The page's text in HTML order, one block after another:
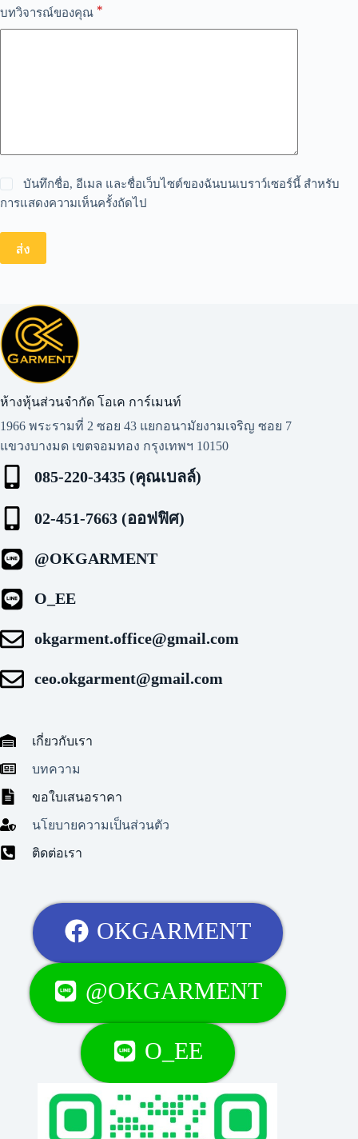
บทวิจารณ์ของคุณ *
บันทึกชื่อ, อีเมล และชื่อเว็บไซต์ของฉันบนเบราว์เซอร์นี้ สำหรับ
การแสดงความเห็นครั้งถัดไป
ส่ง
ห้างหุ้นส่วนจำกัด โอเค การ์เมนท์​
1966 พระรามที่ 2 ซอย 43 แยกอนามัยงามเจริญ ซอย 7
แขวงบางมด เขตจอมทอง กรุงเทพฯ 10150
085-220-3435 (คุณเบลล์)
02-451-7663 (ออฟฟิศ)
@OKGARMENT
O_EE
okgarment.office@gmail.com
ceo.okgarment@gmail.com
เกี่ยวกับเรา
บทความ
ขอใบเสนอราคา
นโยบายความเป็นส่วนตัว
ติดต่อเรา
OKGARMENT
@OKGARMENT
O_EE